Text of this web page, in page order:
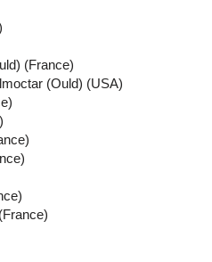
(France)
(Ould) (USA)